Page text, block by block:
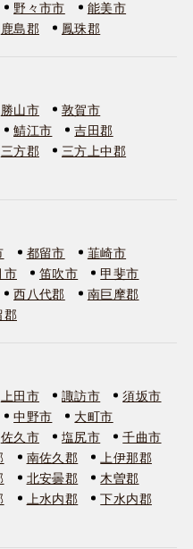
野々市市
能美市
鹿島郡 鳳珠郡
勝山市
敦賀市
鯖江市
吉田郡
三方郡
三方上中郡
都留市
韮崎市
市 笛吹市
甲斐市
西八代郡
南巨摩郡
郡
上田市 諏訪市
須坂市
中野市
大町市
佐久市 塩尻市
千曲市
南佐久郡
上伊那郡
北安曇郡
木曽郡
上水内郡
下水内郡